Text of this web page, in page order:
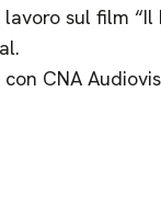
sul film “Il
CNA